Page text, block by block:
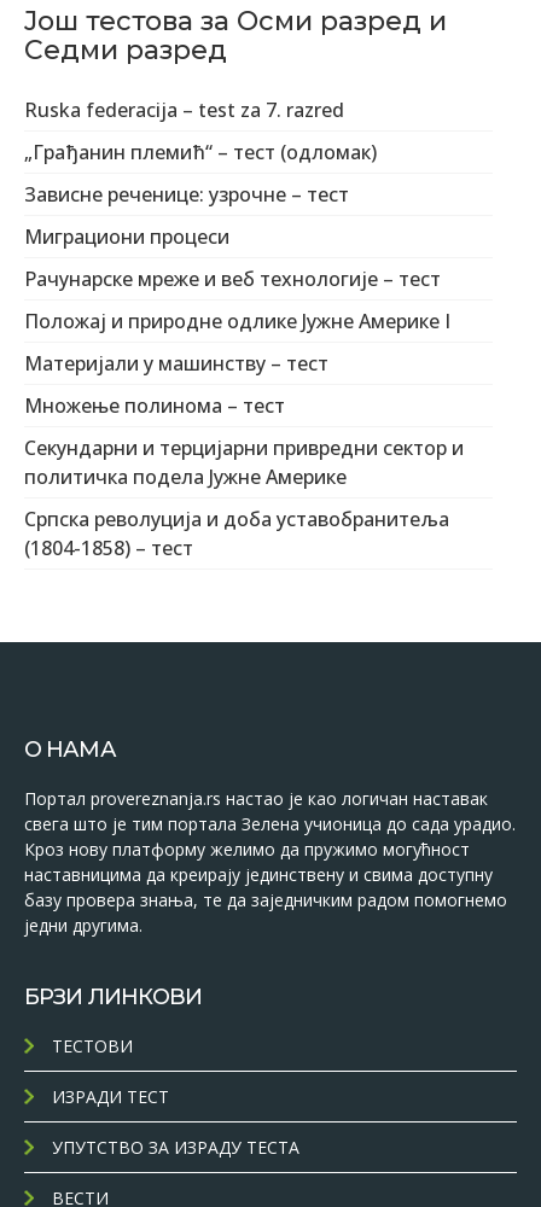
Још тестова за Осми разред и
Седми разред
Ruska federacija – test za 7. razred
„Грађанин племић“ – тест (одломак)
Зависне реченице: узрочне – тест
Миграциони процеси
Рачунарске мреже и веб технологије – тест
Положај и природне одлике Јужне Америке I
Материјали у машинству – тест
Множење полинома – тест
Секундарни и терцијарни привредни сектор и
политичка подела Јужне Америке
Српска револуција и доба уставобранитеља
(1804-1858) – тест
О НАМА
Портал provereznanja.rs настао је као логичан наставак
свега што је тим портала Зелена учионица до сада урадио.
Кроз нову платформу желимо да пружимо могућност
наставницима да креирају јединствену и свима доступну
базу провера знања, те да заједничким радом помогнемо
једни другима.
БРЗИ ЛИНКОВИ
ТЕСТОВИ
ИЗРАДИ ТЕСТ
УПУТСТВО ЗА ИЗРАДУ ТЕСТА
ВЕСТИ